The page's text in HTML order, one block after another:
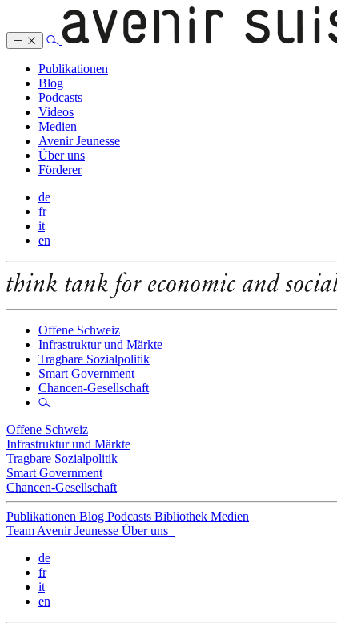
Publikationen
Blog
Podcasts
Videos
Medien
Avenir Jeunesse
Über uns
Förderer
de
fr
it
en
Offene Schweiz
Infrastruktur und Märkte
Tragbare Sozialpolitik
Smart Government
Chancen-Gesellschaft
Offene Schweiz
Infrastruktur und Märkte
Tragbare Sozialpolitik
Smart Government
Chancen-Gesellschaft
Publikationen Blog Podcasts Bibliothek Medien
Team Avenir Jeunesse Über uns
de
fr
it
en